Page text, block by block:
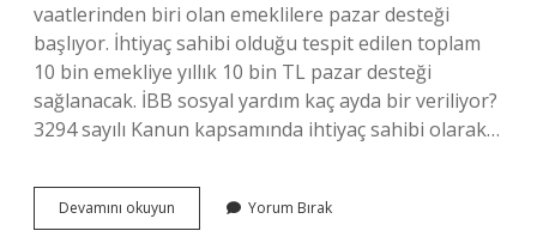
vaatlerinden biri olan emeklilere pazar desteği
başlıyor. İhtiyaç sahibi olduğu tespit edilen toplam
10 bin emekliye yıllık 10 bin TL pazar desteği
sağlanacak. İBB sosyal yardım kaç ayda bir veriliyor?
3294 sayılı Kanun kapsamında ihtiyaç sahibi olarak…
Devamını okuyun
2000
Yorum Bırak